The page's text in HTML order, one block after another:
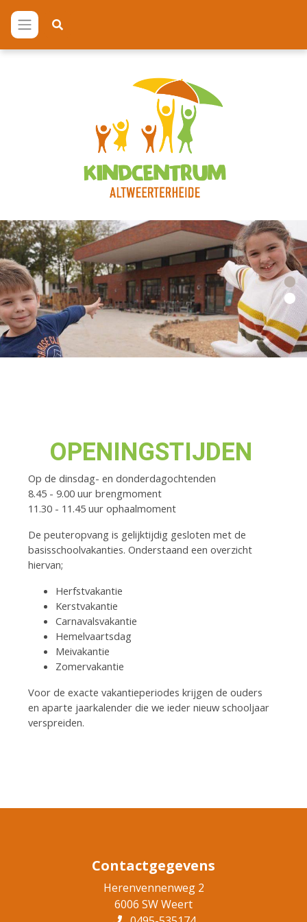
OPENINGSTIJDEN
Op de dinsdag- en donderdagochtenden
8.45 - 9.00 uur brengmoment
11.30 - 11.45 uur ophaalmoment
De peuteropvang is gelijktijdig gesloten met de
basisschoolvakanties. Onderstaand een overzicht
hiervan;
Herfstvakantie
Kerstvakantie
Carnavalsvakantie
Hemelvaartsdag
Meivakantie
Zomervakantie
Voor de exacte vakantieperiodes krijgen de ouders
en aparte jaarkalender die we ieder nieuw schooljaar
verspreiden.
Contactgegevens
Herenvennenweg 2
6006 SW Weert